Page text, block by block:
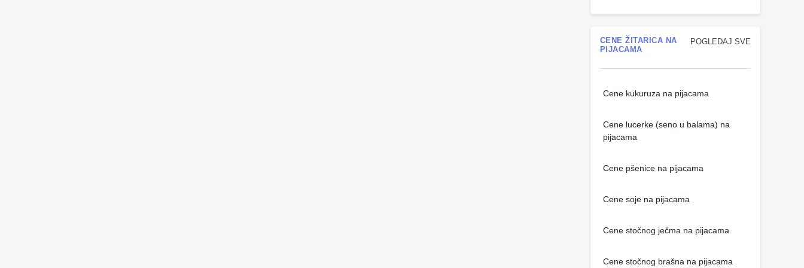
POGLEDAJ SVE
CENE ŽITARICA NA
PIJACAMA
Cene kukuruza na pijacama
Cene lucerke (seno u balama) na
pijacama
Cene pšenice na pijacama
Cene soje na pijacama
Cene stočnog ječma na pijacama
Cene stočnog brašna na pijacama